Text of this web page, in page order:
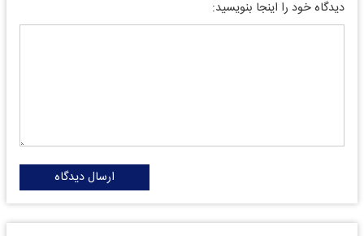
دیدگاه خود را اینجا بنویسید:
ارسال دیدگاه